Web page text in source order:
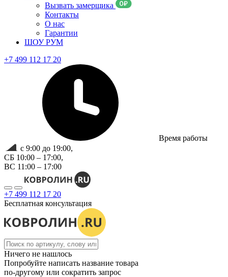
Вызвать замерщика
Контакты
О нас
Гарантии
ШОУ РУМ
+7 499 112 17 20
Время работы
с 9:00 до 19:00,
СБ 10:00 – 17:00,
ВС 11:00 – 17:00
+7 499 112 17 20
Бесплатная консультация
Ничего не нашлось
Попробуйте написать название товара
по-другому или сократить запрос